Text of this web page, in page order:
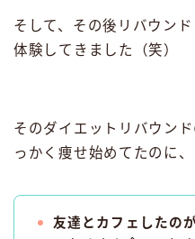
そして、その後リバウン
体験してきました（笑）
そのダイエットリバウン
っかく痩せ始めてたのに、
友達とカフェしたの